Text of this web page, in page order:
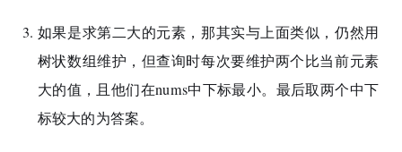
如果是求第二大的元素，那其实与上面类似，仍然用
树状数组维护，但查询时每次要维护两个比当前元素
大的值，且他们在nums中下标最小。最后取两个中下
标较大的为答案。